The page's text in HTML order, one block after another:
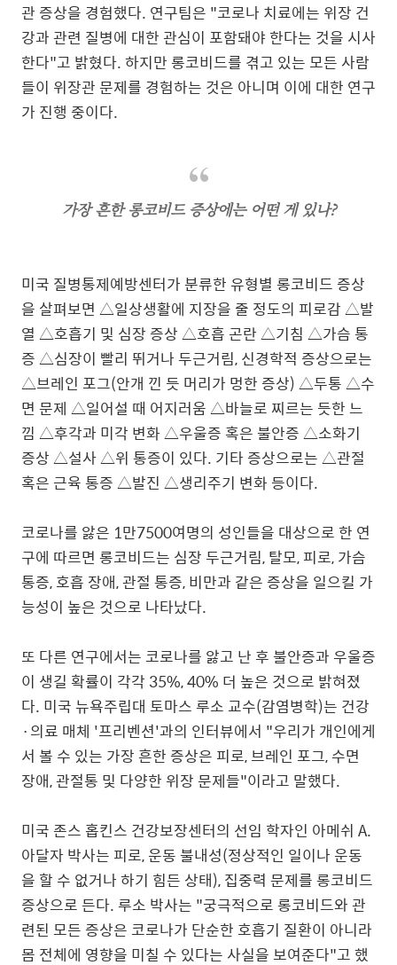
관 증상을 경험했다. 연구팀은 "코로나 치료에는 위장 건
강과 관련 질병에 대한 관심이 포함돼야 한다는 것을 시사
한다"고 밝혔다. 하지만 롱코비드를 겪고 있는 모든 사람
들이 위장관 문제를 경험하는 것은 아니며 이에 대한 연구
가 진행 중이다.
가장 흔한 롱코비드 증상에는 어떤 게 있나?
미국 질병통제예방센터가 분류한 유형별 롱코비드 증상
을 살펴보면 △일상생활에 지장을 줄 정도의 피로감 △발
열 △호흡기 및 심장 증상 △호흡 곤란 △기침 △가슴 통
증 △심장이 빨리 뛰거나 두근거림, 신경학적 증상으로는
△브레인 포그(안개 낀 듯 머리가 멍한 증상) △두통 △수
면 문제 △일어설 때 어지러움 △바늘로 찌르는 듯한 느
낌 △후각과 미각 변화 △우울증 혹은 불안증 △소화기
증상 △설사 △위 통증이 있다. 기타 증상으로는 △관절
혹은 근육 통증 △발진 △생리주기 변화 등이다.
코로나를 앓은 1만7500여명의 성인들을 대상으로 한 연
구에 따르면 롱코비드는 심장 두근거림, 탈모, 피로, 가슴
통증, 호흡 장애, 관절 통증, 비만과 같은 증상을 일으킬 가
능성이 높은 것으로 나타났다.
또 다른 연구에서는 코로나를 앓고 난 후 불안증과 우울증
이 생길 확률이 각각 35%, 40% 더 높은 것으로 밝혀졌
다. 미국 뉴욕주립대 토마스 루소 교수(감염병학)는 건강
·의료 매체 '프리벤션'과의 인터뷰에서 "우리가 개인에게
서 볼 수 있는 가장 흔한 증상은 피로, 브레인 포그, 수면
장애, 관절통 및 다양한 위장 문제들"이라고 말했다.
미국 존스 홉킨스 건강보장센터의 선임 학자인 아메쉬 A.
아달자 박사는 피로, 운동 불내성(정상적인 일이나 운동
을 할 수 없거나 하기 힘든 상태), 집중력 문제를 롱코비드
증상으로 든다. 루소 박사는 "궁극적으로 롱코비드와 관
련된 모든 증상은 코로나가 단순한 호흡기 질환이 아니라
몸 전체에 영향을 미칠 수 있다는 사실을 보여준다"고 했